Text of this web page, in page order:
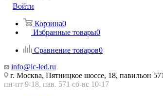
Войти
Корзина0
Избранные товары0
Сравнение товаров0
info@ic-led.ru
г. Москва, Пятницкое шоссе, 18, павильон
пн-пт 9-18, пав. 571 сб-вс 10-17